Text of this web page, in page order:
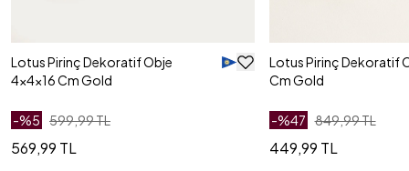
Lotus Pirinç Dekoratif Obje
4x4x16 Cm Gold
-%5 599,99 TL
569,99 TL
Lotus Pirinç Dekoratif
Cm Gold
-%47 849,99 TL
449,99 TL